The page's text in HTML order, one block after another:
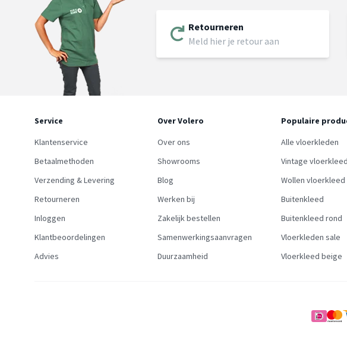
Retourneren
Meld hier je retour aan
Service
Klantenservice
Betaalmethoden
Verzending & Levering
Retourneren
Inloggen
Klantbeoordelingen
Advies
Over Volero
Over ons
Showrooms
Blog
Werken bij
Zakelijk bestellen
Samenwerkingsaanvragen
Duurzaamheid
Populaire
Alle vloerkleden
Vintage vloerkleed
Wollen vloerkleed
Buitenkleed
Buitenkleed rond
Vloerkleden sale
Vloerkleed beige